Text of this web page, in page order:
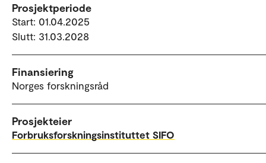
Prosjektperiode
Start: 01.04.2025
Slutt: 31.03.2028
Finansiering
Norges forskningsråd
Prosjekteier
Forbruksforskningsinstituttet SIFO